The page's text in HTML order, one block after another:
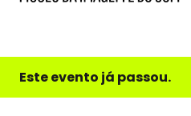
e
do
Este evento já passou.